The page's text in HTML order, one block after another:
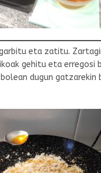
eta zatitu.
gehitu eta erregosi
dugun gatzarekin